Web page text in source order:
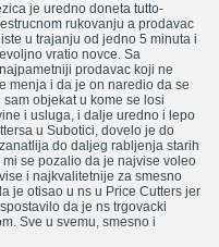
je uredno doneta tutto-
rukovanju a prodavac
u trajanju od jedno 5 minuta i
vratio novce. Sa
prodavac koji ne
menja i da je on naredio da se
objekat u kome se losi
i usluga, i dalje uredno i lepo
u Subotici, dovelo je do
do daljeg rabljenja starih
se pozalio da je najvise voleo
i najkvalitetnije za smesno
je otisao u ns u Price Cutters jer
da je ns trgovacki
Sve u svemu, smesno i